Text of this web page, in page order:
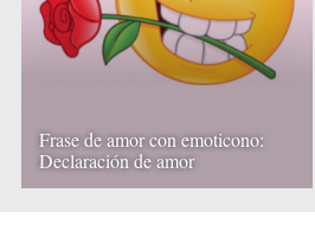
Frase de amor con emoticono:
Declaración de amor